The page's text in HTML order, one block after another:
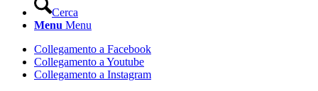
Cerca
Menu Menu
Collegamento a Facebook
Collegamento a Youtube
Collegamento a Instagram